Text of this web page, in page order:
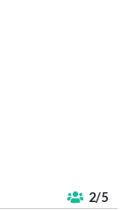
2/5